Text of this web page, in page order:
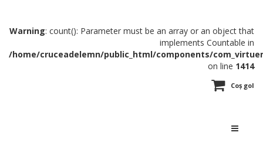
Warning: count(): Parameter must be an array or an object that
implements Countable in
/home/cruceadelemn/public_html/components/
on line 1414
Coș gol